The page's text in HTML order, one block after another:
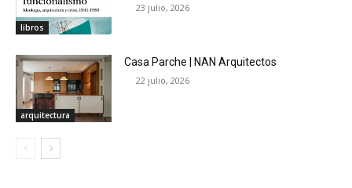
libros
23 julio, 2026
arquitectura
Casa Parche | NAN Arquitectos
22 julio, 2026